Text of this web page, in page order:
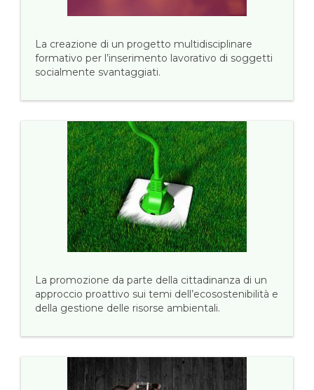
La creazione di un progetto multidisciplinare
formativo per l’inserimento lavorativo di soggetti
socialmente svantaggiati.
La promozione da parte della cittadinanza di un
approccio proattivo sui temi dell’ecosostenibilità e
della gestione delle risorse ambientali.